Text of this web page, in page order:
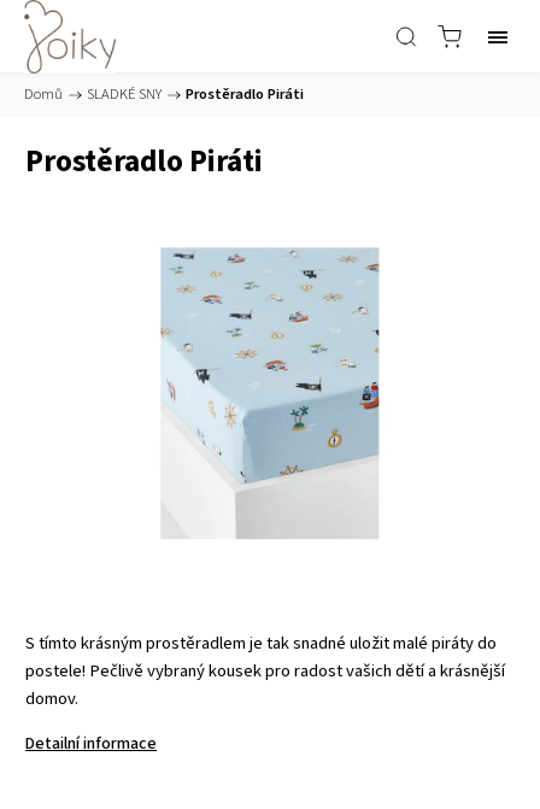
Domů / SLADKÉ SNY / Prostěradlo Piráti
Prostěradlo Piráti
S tímto krásným prostěradlem je tak snadné uložit malé piráty do
postele! Pečlivě vybraný kousek pro radost vašich dětí a krásnější
domov.
Detailní informace